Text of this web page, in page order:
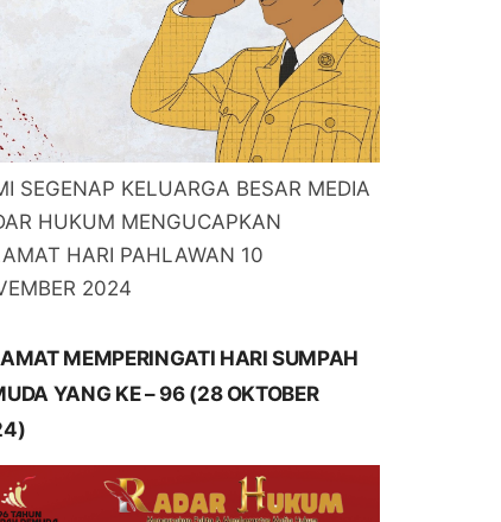
SEGENAP KELUARGA BESAR MEDIA
HUKUM MENGUCAPKAN
HARI PAHLAWAN 10
2024
MEMPERINGATI HARI SUMPAH
YANG KE – 96 (28 OKTOBER